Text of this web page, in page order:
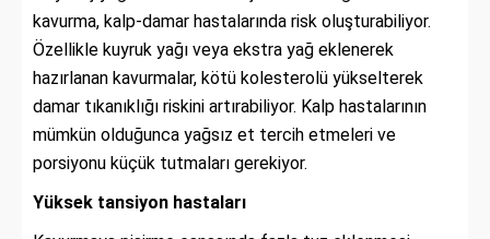
kavurma, kalp-damar hastalarında risk oluşturabiliyor.
Özellikle kuyruk yağı veya ekstra yağ eklenerek
hazırlanan kavurmalar, kötü kolesterolü yükselterek
damar tıkanıklığı riskini artırabiliyor. Kalp hastalarının
mümkün olduğunca yağsız et tercih etmeleri ve
porsiyonu küçük tutmaları gerekiyor.
Yüksek tansiyon hastaları